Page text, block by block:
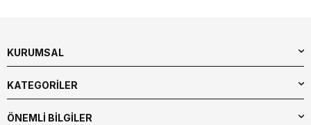
KURUMSAL
KATEGORİLER
ÖNEMLİ BİLGİLER